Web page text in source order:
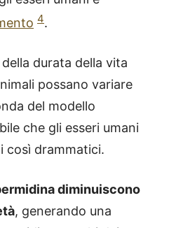
4.
durata della vita
possano variare
del modello
che gli esseri umani
così drammatici.
diminuiscono
, generando una